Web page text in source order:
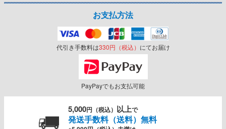
お支払方法
代引き手数料は330円（税込） にてお届け
PayPayでもお支払可能
5,000円（税込） 以上で
発送手数料（送料）無料